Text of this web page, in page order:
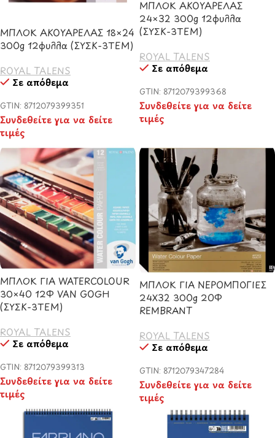
ΜΠΛΟΚ ΑΚΟΥΑΡΕΛΑΣ 18×24
300g 12φυλλα (ΣΥΣΚ-3TEM)
ROYAL TALENS
Σε απόθεμα
GTIN: 8712079399351
Συνδεθείτε για να δείτε
τιμές
ΜΠΛΟΚ ΑΚΟΥΑΡΕΛΑΣ
24×32 300g 12φυλλα
(ΣΥΣΚ-3TEM)
ROYAL TALENS
Σε απόθεμα
GTIN: 8712079399368
Συνδεθείτε για να δείτε
τιμές
ΜΠΛΟΚ ΓΙΑ WATERCOLOUR
30×40 12Φ VAN GOGH
(ΣΥΣΚ-3TEM)
ROYAL TALENS
Σε απόθεμα
GTIN: 8712079399313
Συνδεθείτε για να δείτε
τιμές
ΜΠΛΟΚ ΓΙΑ ΝΕΡΟΜΠΟΓΙΕΣ
24Χ32 300g 20Φ
REMBRANT
ROYAL TALENS
Σε απόθεμα
GTIN: 8712079347284
Συνδεθείτε για να δείτε
τιμές